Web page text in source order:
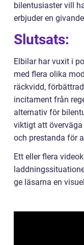
bilentusiaster vill
erbjuder en
Slutsats:
Elbilar har vuxit i
med flera olika
räckvidd,
incitament från
alternativ för
viktigt att
och prestanda för
Ett eller flera
ge läsarna en